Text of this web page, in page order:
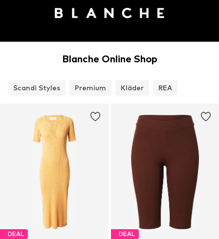
Blanche Online Shop
Scandi Styles Premium Kläder REA
DEAL DEAL